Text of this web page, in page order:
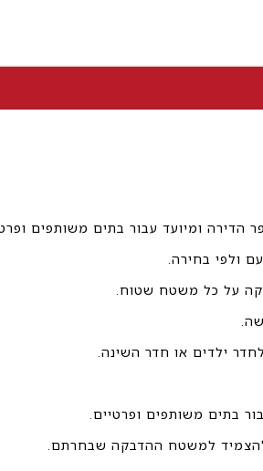
ומיועד עבור בתים משותפים
על כל משטח שטוח.
ילדים או חדר השינה.
בתים משותפים ופרטיים.
למשטח ההדבקה שבחרתם.